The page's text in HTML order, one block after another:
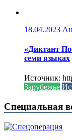
18.04.2023
«Диктант
семи языках
Источник:
Зарубежье
Специальная